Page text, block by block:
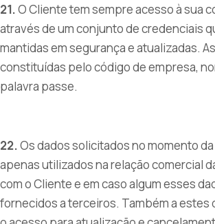
21.O Cliente tem sempre acesso à sua
através de um conjunto de credenciais
mantidas em segurança e atualizadas.
constituídas pelo código de empresa,
palavra passe.
22.Os dados solicitados no momento
apenas utilizados na relação comercial
com o Cliente e em caso algum esses
fornecidos a terceiros. Também a estes